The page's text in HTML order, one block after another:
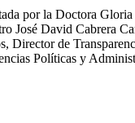
por la Doctora
José David Cabrera
Director de
Políticas y